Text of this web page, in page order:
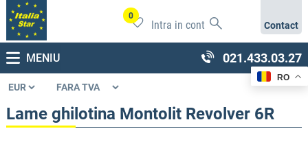
0
Intra in cont Contact
MENIU 021.433.03.27
Lame ghilotina Montolit Revolver 6R
RO